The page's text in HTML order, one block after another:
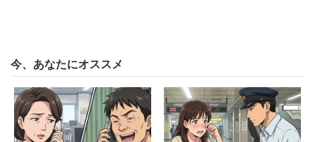
今、あなたにオススメ